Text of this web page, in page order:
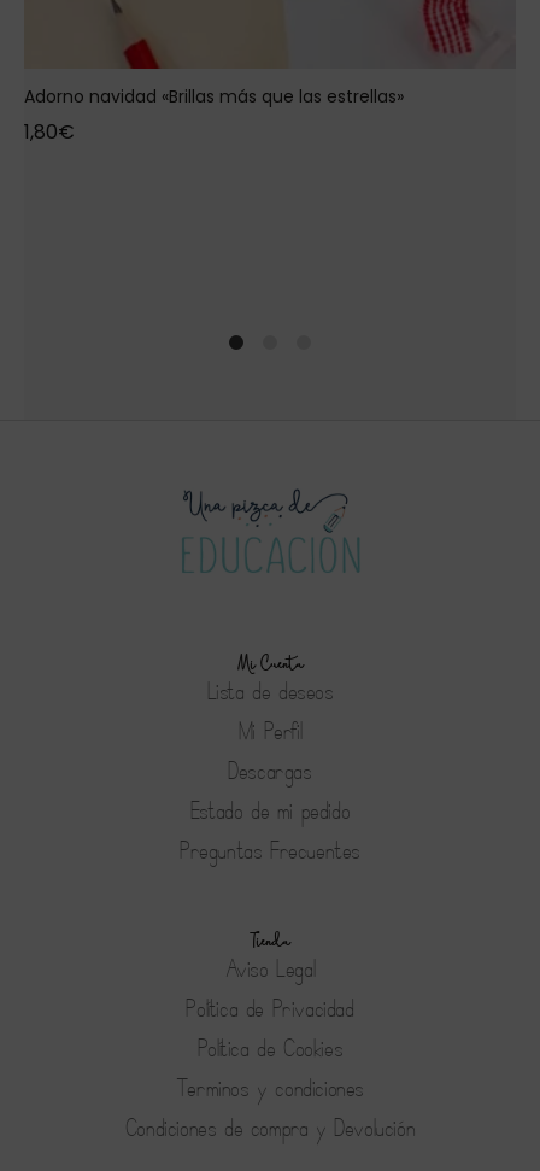
Adorno navidad «Brillas más que las estrellas»
1,80€
Mi Cuenta
Lista de deseos
Mi Perfil
Descargas
Estado de mi pedido
Preguntas Frecuentes
Tienda
Aviso Legal
Política de Privacidad
Política de Cookies
Terminos y condiciones
Condiciones de compra y Devolución